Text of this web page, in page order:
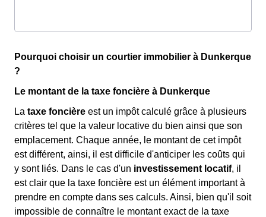
Pourquoi choisir un courtier immobilier à Dunkerque
?
Le montant de la taxe foncière à Dunkerque
La taxe foncière est un impôt calculé grâce à plusieurs
critères tel que la valeur locative du bien ainsi que son
emplacement. Chaque année, le montant de cet impôt
est différent, ainsi, il est difficile d'anticiper les coûts qui
y sont liés. Dans le cas d'un investissement locatif, il
est clair que la taxe foncière est un élément important à
prendre en compte dans ses calculs. Ainsi, bien qu'il soit
impossible de connaître le montant exact de la taxe